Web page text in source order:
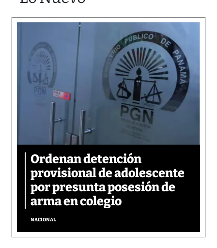
Ordenan detención
provisional de adolescente
por presunta posesión de
arma en colegio
NACIONAL